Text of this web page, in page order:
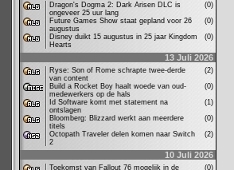
Dragon's Dogma 2: Dark Arisen DLC is
ongeveer 25 uur lang
(0)
Future Games Show staat gepland voor 26
augustus
(0)
Disney duikt 15 augustus in 25 jaar Kingdom
Hearts
(0)
13 Juli 2026
Ryse: Son of Rome schrapte twee-derde
van content
(2)
Build a Rocket Boy haalt woede van oud-
medewerkers op de hals
(0)
Id Software komt met statement na
ontslagen
(1)
Bloomberg: Blizzard werkt aan meerdere
titels
(0)
Octopath Traveler delen komen naar Switch
2
(2)
10 Juli 2026
Toekomst van Fallout 76 mogelijk in de (0)